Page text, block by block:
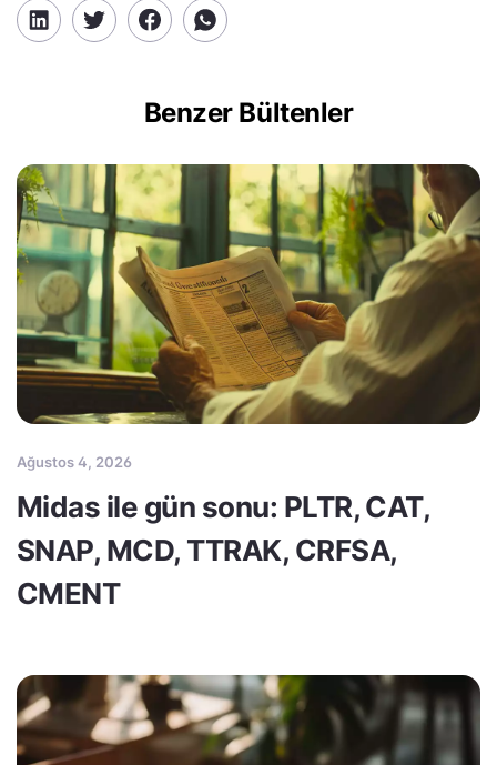
Benzer Bültenler
Ağustos 4, 2026
Midas ile gün sonu: PLTR, CAT,
SNAP, MCD, TTRAK, CRFSA,
CMENT